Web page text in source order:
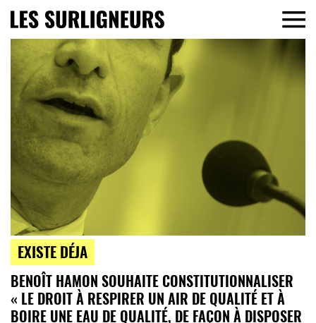
EXISTE DÉJA
BENOÎT HAMON SOUHAITE CONSTITUTIONNALISER
« LE DROIT À RESPIRER UN AIR DE QUALITÉ ET À
BOIRE UNE EAU DE QUALITÉ, DE FAÇON À DISPOSER